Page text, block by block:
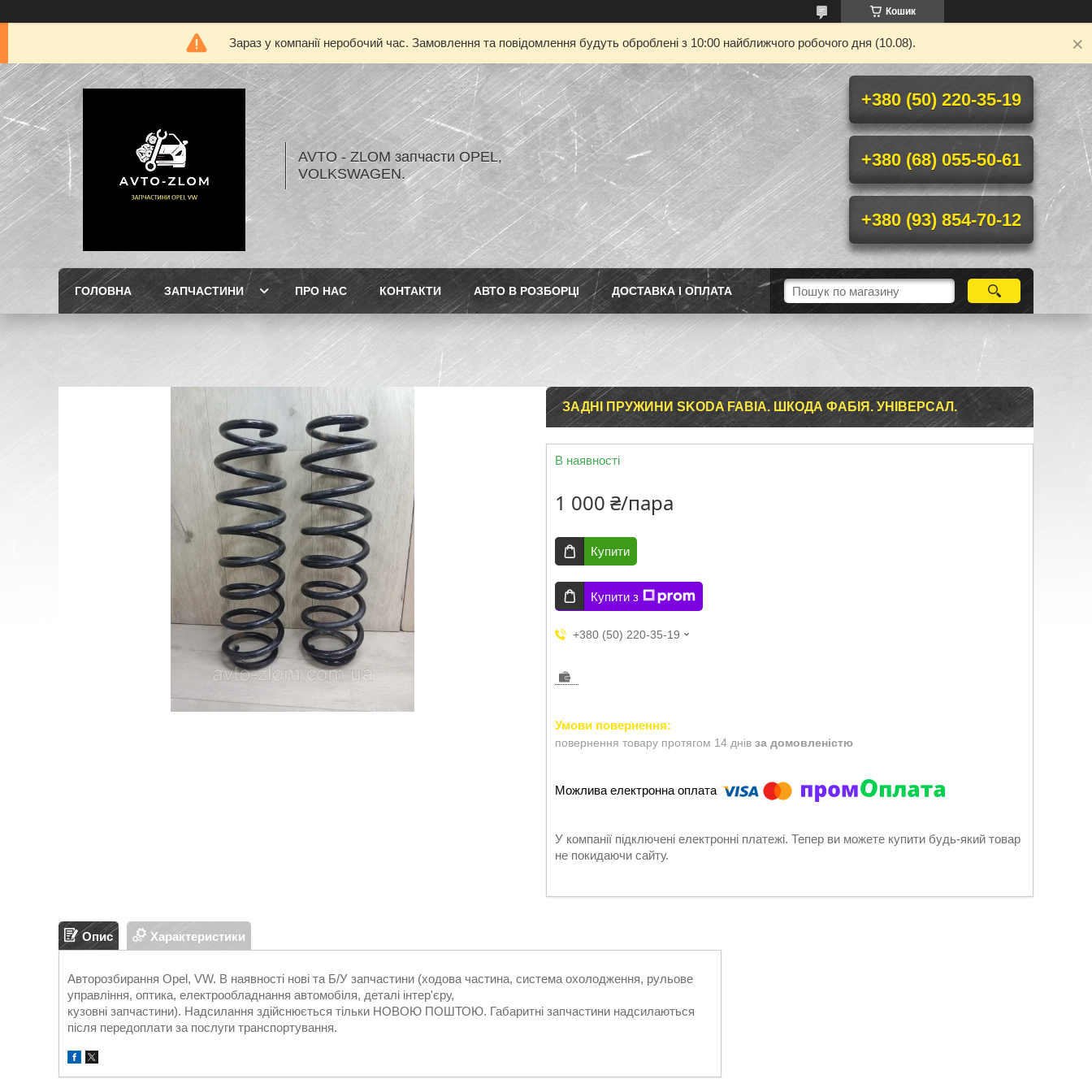
Кошик
Зараз у компанії неробочий час. Замовлення та повідомлення будуть оброблені з 10:00 найближчого робочого дня (10.08).
AVTO - ZLOM запчасти OPEL,
VOLKSWAGEN.
+380 (50) 220-35-19
+380 (68) 055-50-61
+380 (93) 854-70-12
ГОЛОВНА ЗАПЧАСТИНИ ПРО НАС КОНТАКТИ АВТО В РОЗБОРЦІ ДОСТАВКА І ОПЛАТА
ЗАДНІ ПРУЖИНИ SKODA FABIA. ШКОДА ФАБІЯ. УНІВЕРСАЛ.
В наявності
1 000 ₴/пара
Купити
Купити з
+380 (50) 220-35-19
повернення товару протягом 14 днів за домовленістю
У компанії підключені електронні платежі. Тепер ви можете купити будь-який товар
не покидаючи сайту.
Опис Характеристики
Авторозбирання Opel, VW. В наявності нові та Б/У запчастини (ходова частина, система охолодження, рульове
управління, оптика, електрообладнання автомобіля, деталі інтер'єру,
кузовні запчастини). Надсилання здійснюється тільки НОВОЮ ПОШТОЮ. Габаритні запчастини надсилаються
після передоплати за послуги транспортування.